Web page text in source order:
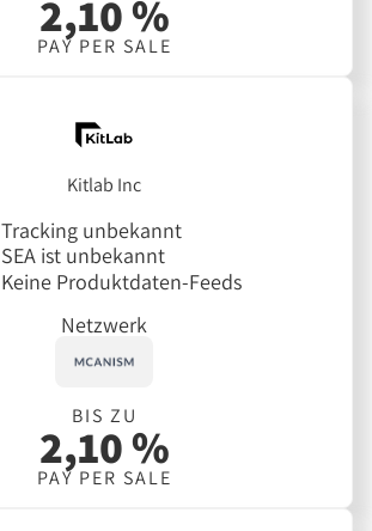
2,10 %
PAY PER SALE
Kitlab Inc
Tracking unbekannt
SEA ist unbekannt
Keine Produktdaten-Feeds
Netzwerk
BIS ZU
2,10 %
PAY PER SALE